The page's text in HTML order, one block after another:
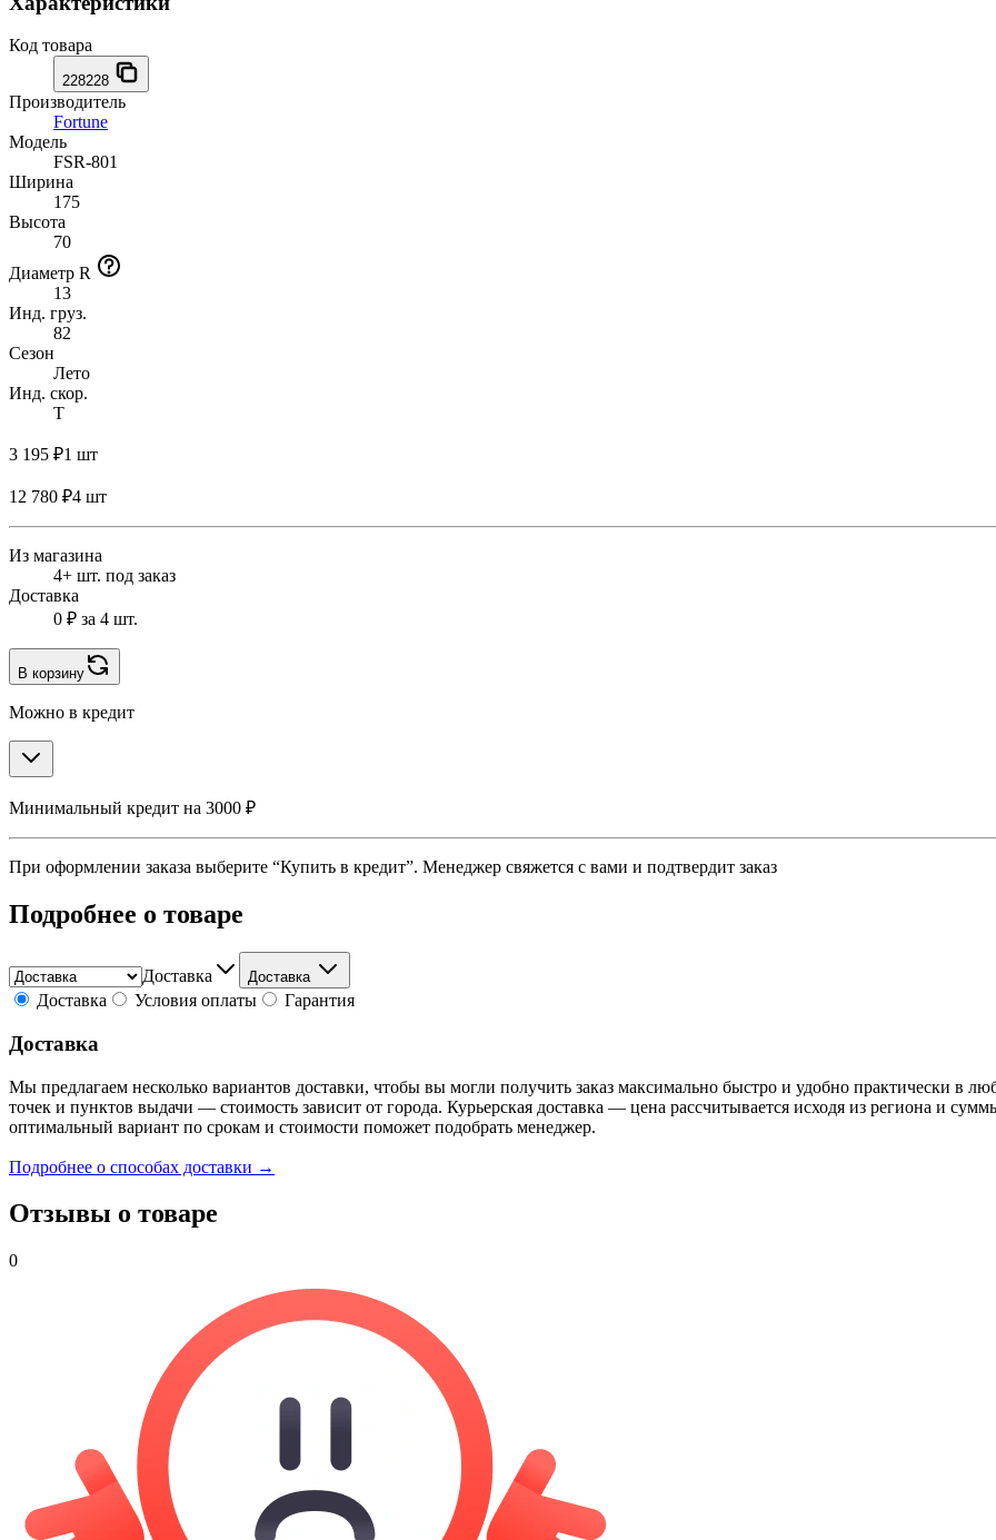
Код товара
228228
Производитель
Fortune
Модель
FSR-801
Ширина
175
Высота
70
Диаметр R
13
Инд. груз.
82
Сезон
Лето
Инд. скор.
T
3 195 ₽1 шт
12 780 ₽4 шт
Из магазина
4+ шт. под заказ
Доставка
0 ₽ за 4 шт.
В корзину
Можно в кредит
Минимальный кредит на 3000 ₽
При оформлении заказа выберите “Купить в кредит”. Менеджер свяжется с вами и подтвердит заказ
Подробнее о товаре
Доставка Доставка
Доставка Условия оплаты Гарантия
Доставка
Мы предлагаем несколько вариантов доставки, чтобы вы могли получить заказ максимально быстро и удобно практически в
точек и пунктов выдачи — стоимость зависит от города. Курьерская доставка — цена рассчитывается исходя из региона и
оптимальный вариант по срокам и стоимости поможет подобрать менеджер.
Подробнее о способах доставки →
Отзывы о товаре
0